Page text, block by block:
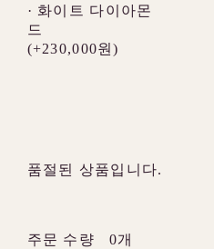
· 화이트 다이아몬
드
(+230,000원)
품절된 상품입니다.
주문 수량
0개